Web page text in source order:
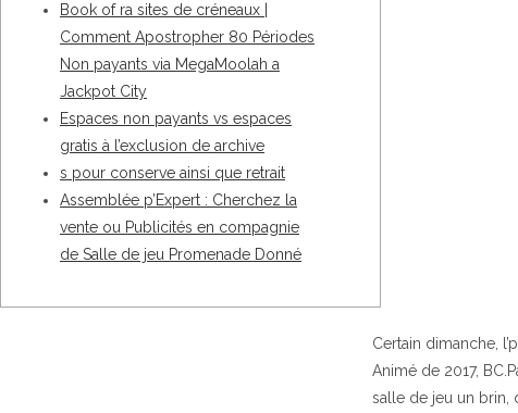
Book of ra sites de créneaux |
Comment Apostropher 80 Périodes
Non payants via MegaMoolah a
Jackpot City
Espaces non payants vs espaces
gratis à l’exclusion de archive
s pour conserve ainsi que retrait
Assemblée p’Expert : Cherchez la
vente ou Publicités en compagnie
de Salle de jeu Promenade Donné
Certain dimanche,
Animé de 2017,
salle de jeu un brin,